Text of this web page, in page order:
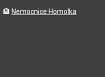
🏨 Nemocnice Homolka